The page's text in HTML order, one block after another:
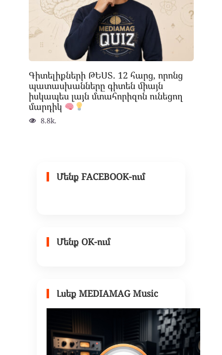
Գիտելիքների ԹԵՍՏ. 12 հարց, որոնց
պատասխանները գիտեն միայն
իսկապես լայն մտահորիզոն ունեցող
մարդիկ
8.8k.
Մենք FACEBOOK-ում
Մենք OK-ում
Լսեք MEDIAMAG Music